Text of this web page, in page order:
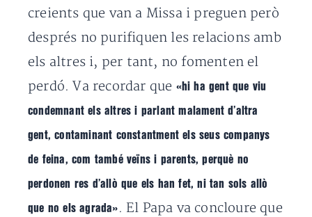
creients que van a Missa i preguen però
després no purifiquen les relacions amb
els altres i, per tant, no fomenten el
perdó. Va recordar que «hi ha gent que viu
condemnant els altres i parlant malament d’altra
gent, contaminant constantment els seus companys
de feina, com també veïns i parents, perquè no
perdonen res d’allò que els han fet, ni tan sols allò
que no els agrada» . El Papa va concloure que